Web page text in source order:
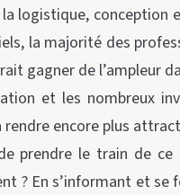
logistique, conception
la majorité des
gagner de l’ampleur
et les nombreux
rendre encore plus
prendre le train de
? En s’informant et